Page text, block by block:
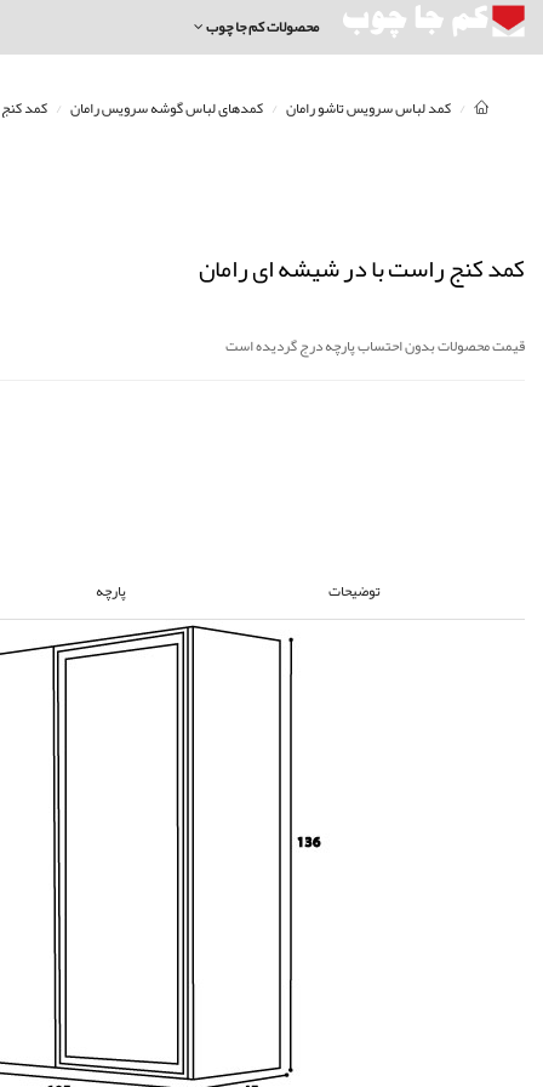
محصولات کم جا چوب
کمد لباس سرویس تاشو رامان کمدهای لباس گوشه سرویس رامان کمد
کمد کنج راست با در شیشه ای رامان
قیمت محصولات بدون احتساب پارچه درج گردیده است
توضیحات پارچه